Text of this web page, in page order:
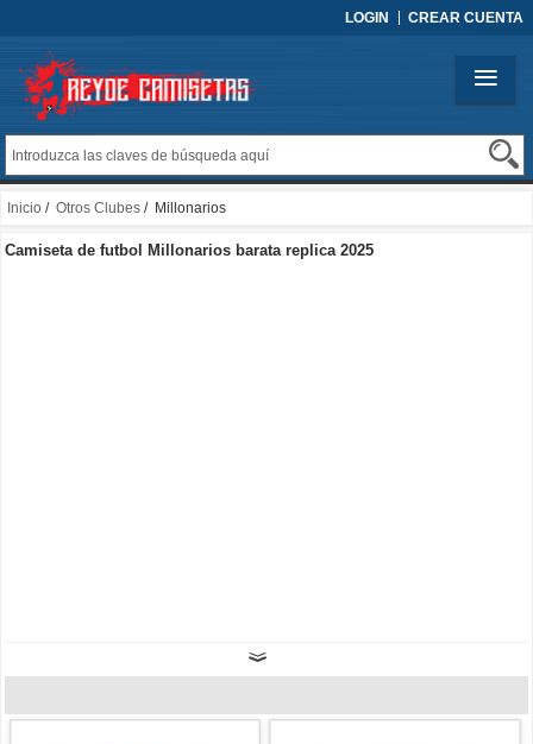
LOGIN CREAR CUENTA
Inicio / Otros Clubes / Millonarios
Camiseta de futbol Millonarios barata replica 2025